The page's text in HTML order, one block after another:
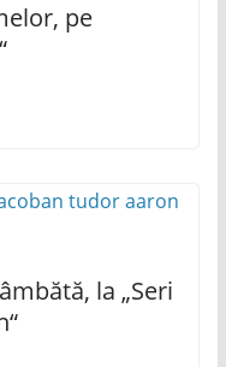
pe
la „Seri